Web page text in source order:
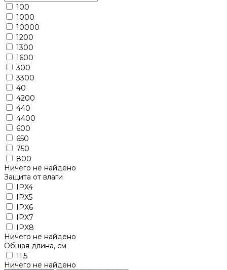
100
1000
10000
1200
1300
1600
300
3300
40
4200
440
4400
600
650
750
800
Ничего не найдено
Защита от влаги
IPX4
IPX5
IPX6
IPX7
IPX8
Ничего не найдено
Общая длина, см
11,5
Ничего не найдено